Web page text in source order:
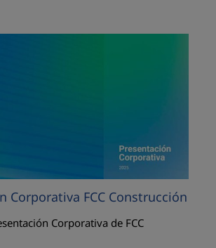
Corporativa FCC Construcción
Corporativa de FCC